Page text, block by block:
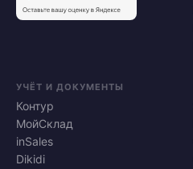
УЧЁТ И ДОКУМЕНТЫ
Контур
МойСклад
inSales
Dikidi